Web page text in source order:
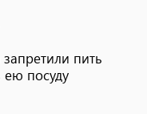
пить
ею посуду